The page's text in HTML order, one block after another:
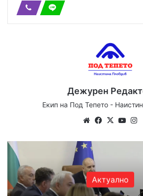
Дежурен
Екип на Под Тепето -
WebsiteFacebook
X
Актуално